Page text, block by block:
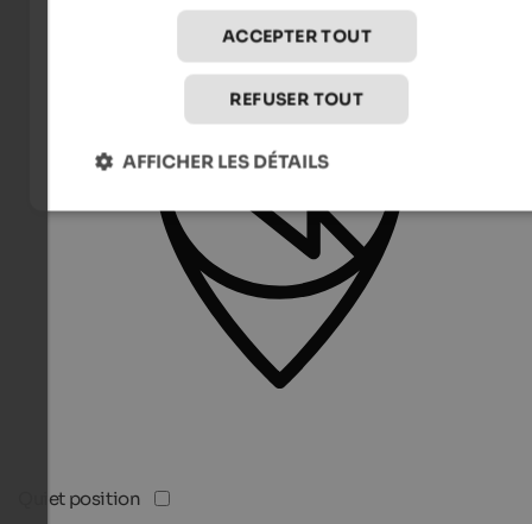
Quiet position
ACCEPTER TOUT
REFUSER TOUT
AFFICHER LES DÉTAILS